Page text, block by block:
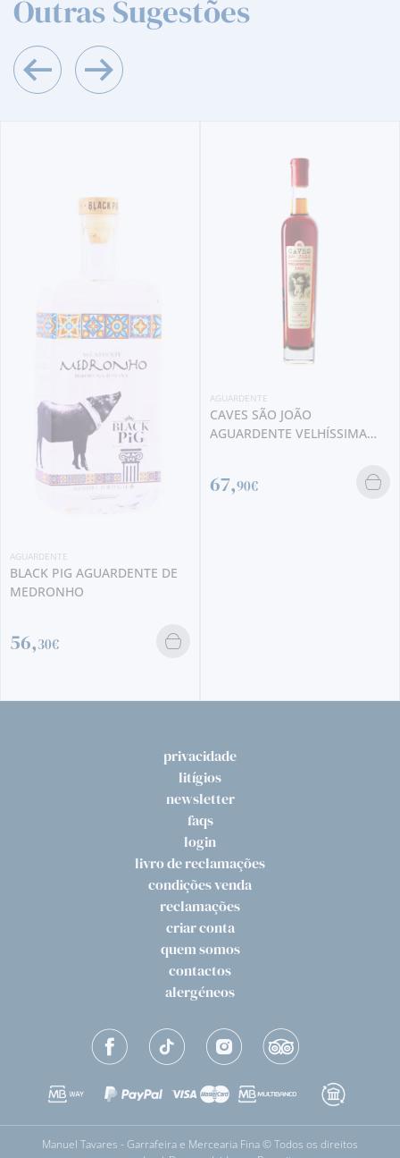
Outras Sugestões
AGUARDENTE
BLACK PIG AGUARDENTE DE
MEDRONHO
56,30€
AGUARDENTE
CAVES SÃO JOÃO
AGUARDENTE VELHÍSSIMA
67,90€
privacidade
litígios
newsletter
faqs
login
livro de reclamações
condições venda
reclamações
criar conta
quem somos
contactos
alergéneos
Manuel Tavares - Garrafeira e Mercearia Fina © Todos os direitos